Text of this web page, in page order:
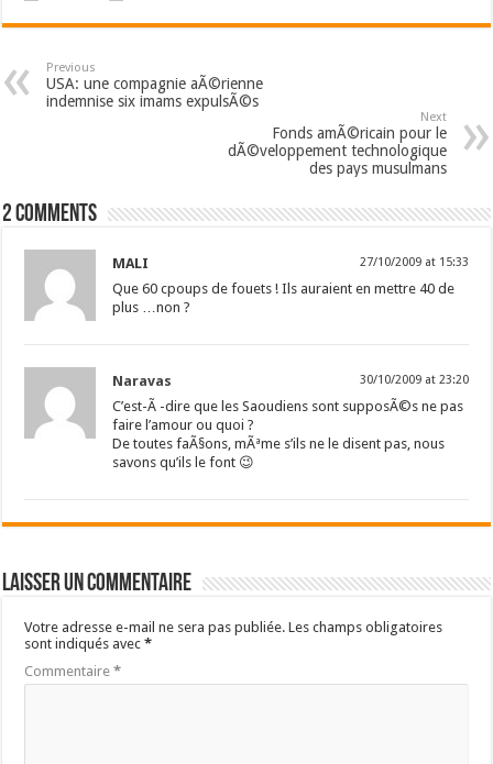
Previous
USA: une compagnie aÃ©rienne
indemnise six imams expulsÃ©s
Next
Fonds amÃ©ricain pour le
dÃ©veloppement technologique
des pays musulmans
2 comments
MALI 27/10/2009 at 15:33
Que 60 cpoups de fouets ! Ils auraient en mettre 40 de
plus …non ?
Naravas 30/10/2009 at 23:20
C’est-Ã -dire que les Saoudiens sont supposÃ©s ne pas
faire l’amour ou quoi ?
De toutes faÃ§ons, mÃªme s’ils ne le disent pas, nous
savons qu’ils le font 😉
Laisser un commentaire
Votre adresse e-mail ne sera pas publiée. Les champs obligatoires
sont indiqués avec*
Commentaire*